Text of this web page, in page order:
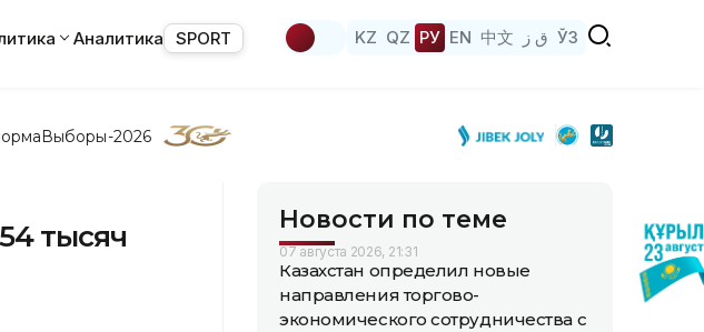
Аналитика SPORT KZ QZ РУ EN 中文 ق ز ЎЗ
Выборы-2026
тысяч
Новости по теме
07 августа 2026, 21:31
Казахстан определил новые
направления торгово-
экономического сотрудничества с